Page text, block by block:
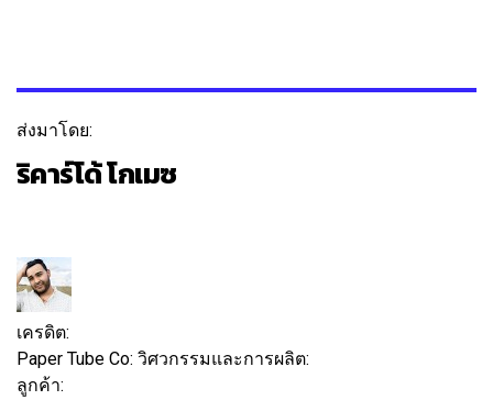
ส่งมาโดย:
ริคาร์โด้ โกเมซ
เครดิต:
Paper Tube Co: วิศวกรรมและการผลิต:
ลูกค้า: